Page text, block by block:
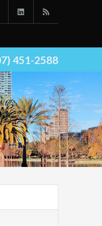
Notícias Contato
451-2588